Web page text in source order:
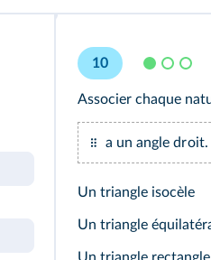
10
Associer chaque
a un angle droit.
Un triangle isocèle
Un triangle